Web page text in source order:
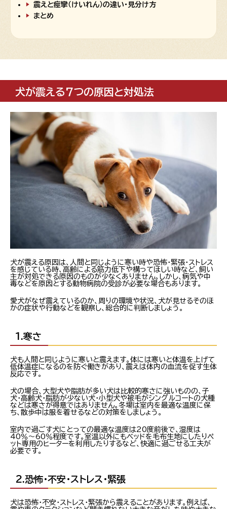
震えと痙攣（けいれん）の違い・見分け方
まとめ
犬が震える7つの原因と対処法
犬が震える原因は、人間と同じように寒い時や恐怖・緊張・ストレス
を感じている時、高齢による筋力低下や構ってほしい時など、飼い
主が対処できる原因のものが少なくありません。しかし、病気や中
毒などを原因とする動物病院の受診が必要な場合もあります。
愛犬がなぜ震えているのか、周りの環境や状況、犬が見せるそのほ
かの症状や行動などを観察し、総合的に判断しましょう。
1.寒さ
犬も人間と同じように寒いと震えます。体には寒いと体温を上げて
低体温症になるのを防ぐ働きがあり、震えは体内の血流を促す生体
反応です。
犬の場合、大型犬や脂肪が多い犬は比較的寒さに強いものの、子
犬・高齢犬・脂肪が少ない犬・小型犬や被毛がシングルコートの犬種
などは寒さが得意ではありません。冬場は室内を最適な温度に保
ち、散歩中は服を着せるなどの対策をしましょう。
室内で過ごす犬にとっての最適な温度は20度前後で、湿度は
40％～60％程度です。室温以外にもベッドを毛布生地にしたりペ
ット専用のヒーターを利用したりするなど、快適に過ごせる工夫が
必要です。
2.恐怖・不安・ストレス・緊張
犬は恐怖・不安・ストレス・緊張から震えることがあります。例えば、